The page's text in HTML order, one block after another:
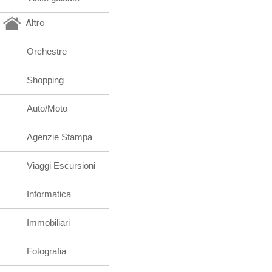
Altro
Orchestre
Shopping
Auto/Moto
Agenzie Stampa
Viaggi Escursioni
Informatica
Immobiliari
Fotografia